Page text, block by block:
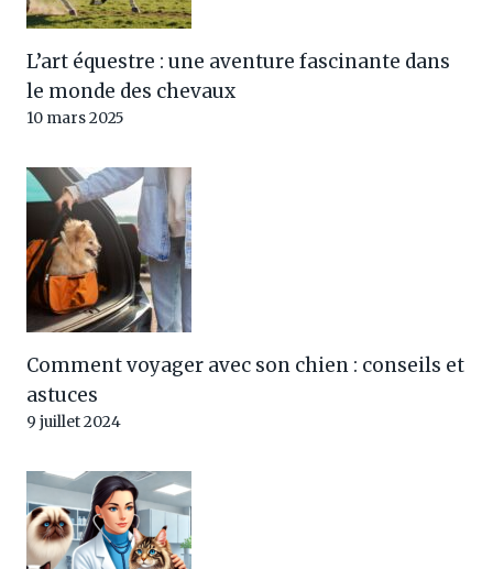
L’art équestre : une aventure fascinante dans
le monde des chevaux
10 mars 2025
Comment voyager avec son chien : conseils et
astuces
9 juillet 2024